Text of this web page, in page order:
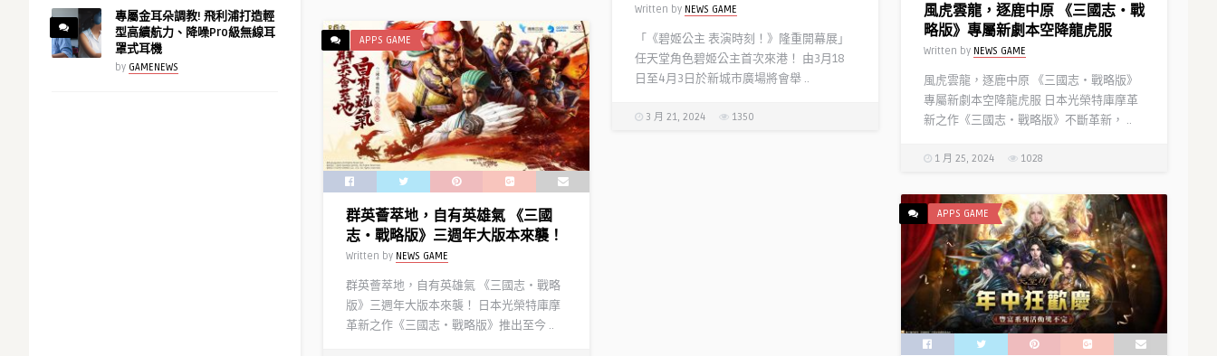
專屬金耳朵調教! 飛利浦打造輕
型高續航力、降噪Pro級無線耳
罩式耳機
by GAMENEWS
Written by NEWS GAME
「《碧姬公主 表演時刻！》隆重開幕展」
任天堂角色碧姬公主首次來港！ 由3月18
日至4月3日於新城市廣場將會舉 ..
3 月 21, 2024 1350
風虎雲龍，逐鹿中原 《三國志‧戰
略版》專屬新劇本空降龍虎服
Written by NEWS GAME
風虎雲龍，逐鹿中原 《三國志‧戰略版》
專屬新劇本空降龍虎服 日本光榮特庫摩革
新之作《三國志・戰略版》不斷革新， ..
1 月 25, 2024 1028
APPS GAME
群英薈萃地，自有英雄氣 《三國
志・戰略版》三週年大版本來襲！
Written by NEWS GAME
群英薈萃地，自有英雄氣 《三國志・戰略
版》三週年大版本來襲！ 日本光榮特庫摩
革新之作《三國志・戰略版》推出至今 ..
APPS GAME
光榮特庫摩正宗MMO戰略模擬遊
戲『三國志 霸道』 回饋粉絲感謝
祭 強檔活動火熱配信中
Written byNEWS GAME
光榮特庫摩正宗MMO戰略模擬遊
戲『三國志 霸道』 8/8遊戲上市紀
念會
Written by NEWS GAME
《三國志・戰略版》 PK賽季明日
登場 特色玩法盤點
Written byNEWS GAME